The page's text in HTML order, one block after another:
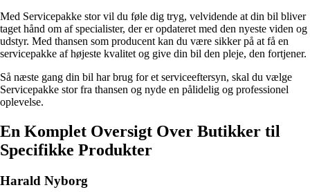
Med Servicepakke stor vil du føle dig tryg, velvidende at din bil bliver
taget hånd om af specialister, der er opdateret med den nyeste viden og
udstyr. Med thansen som producent kan du være sikker på at få en
servicepakke af højeste kvalitet og give din bil den pleje, den fortjener.
Så næste gang din bil har brug for et serviceeftersyn, skal du vælge
Servicepakke stor fra thansen og nyde en pålidelig og professionel
oplevelse.
En Komplet Oversigt Over Butikker til
Specifikke Produkter
Harald Nyborg